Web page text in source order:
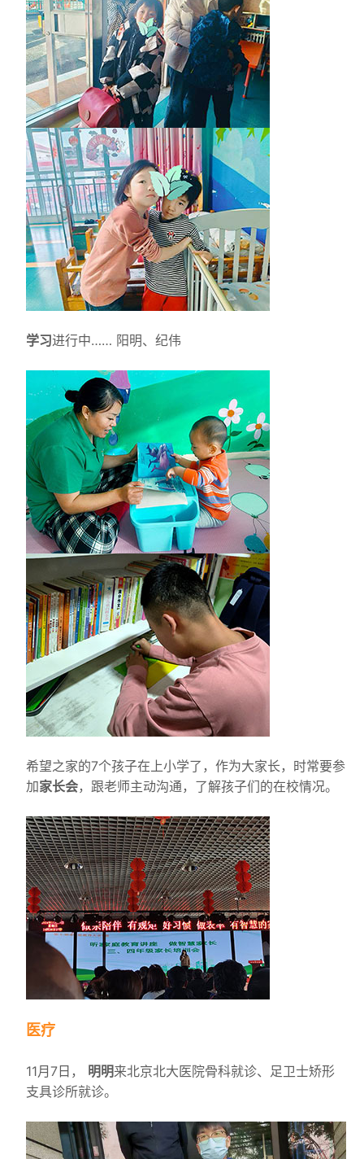
学习进行中…… 阳明、纪伟
希望之家的7个孩子在上小学了，作为大家长，时常要参
加家长会，跟老师主动沟通，了解孩子们的在校情况。
医疗
11月7日， 明明来北京北大医院骨科就诊、足卫士矫形
支具诊所就诊。